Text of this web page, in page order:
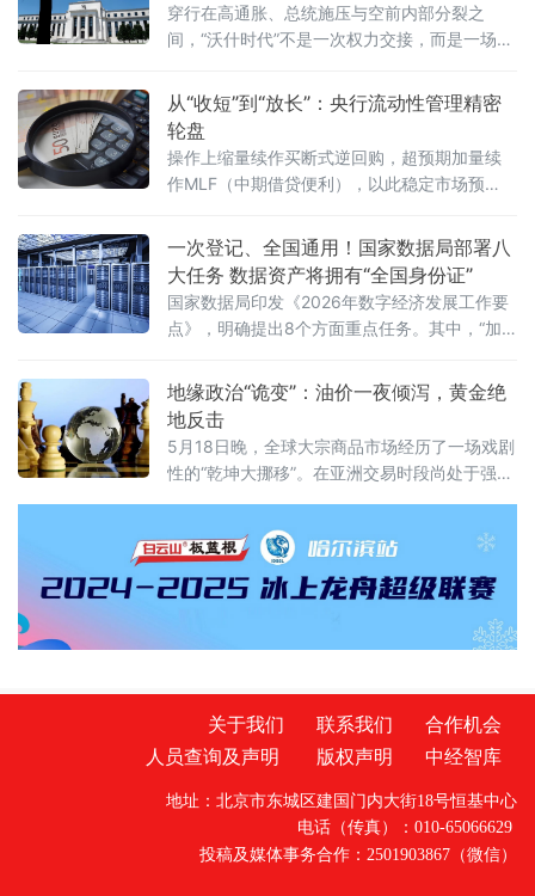
开启
穿行在高通胀、总统施压与空前内部分裂之
间，“沃什时代”不是一次权力交接，而是一场对
从“收短”到“放长”：央行流动性管理精密
轮盘
操作上缩量续作买断式逆回购，超预期加量续
作MLF（中期借贷便利），以此稳定市场预
元1年期MLF资金，冲抵当月5000亿元MLF到
期量后实现1000亿元净投放，而就在此之前的
5月中旬，3个月和6个月两个期限的买断式逆回
购刚实现10000亿元规模的净回笼，两者共
一次登记、全国通用！国家数据局部署八
大任务 数据资产将拥有“全国身份证”
国家数据局印发《2026年数字经济发展工作要
点》，明确提出8个方面重点任务。其中，“加
数据要素市场化配置改革的首要举措，成为最
受市场瞩目的政策亮点。数据作为第五大生产
要素，其产权归属长期处于“有财产、无凭证”的
模糊地带。各地分散探索的数
地缘政治“诡变”：油价一夜倾泻，黄金绝
地反击
5月18日晚，全球大宗商品市场经历了一场戏剧
性的“乾坤大挪移”。在亚洲交易时段尚处于强势
下——WTI原油期货失守100美元/桶关键心理
关口，布伦特原油期货同步大幅跳水，盘中跌
幅一度扩大至1%以上。与此同时，黄金市场则
上演了截然相反的剧情：现货黄金在早盘刚刚
跌破4500美元/盎司、创下近两个月新低之后，
晚间骤然拉升，一举收复失地
关于我们 联系我们
合作机会
人员查询及声明
版权声明 中经智库
地址：北京市东城区建国门内大街18号恒基中心
电话（传真）：010-65066629
投稿及媒体事务合作：2501903867（微信）